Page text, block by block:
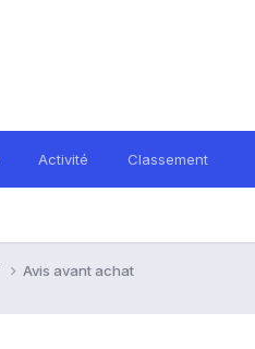
Activité Classement
Avis avant achat